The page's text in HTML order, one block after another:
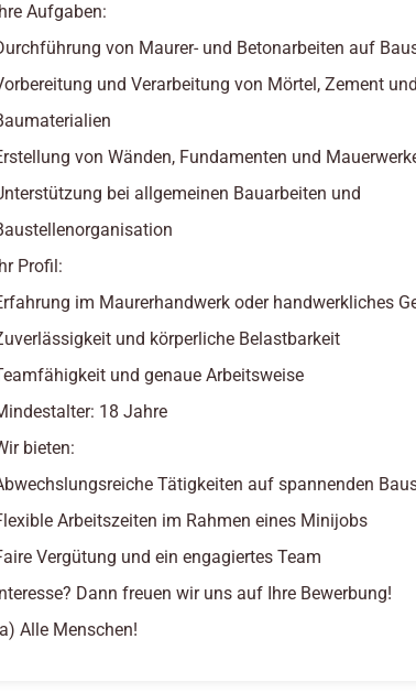
Ihre Aufgaben:
von Maurer- und Betonarbeiten auf
und Verarbeitung von Mörtel, Zement
von Wänden, Fundamenten und
bei allgemeinen Bauarbeiten und
Ihr Profil:
im Maurerhandwerk oder handwerkliches
und körperliche Belastbarkeit
und genaue Arbeitsweise
18 Jahre
bieten:
Tätigkeiten auf spannenden
Arbeitszeiten im Rahmen eines Minijobs
Vergütung und ein engagiertes Team
Interesse? Dann freuen wir uns auf Ihre Bewerbung!
Alle Menschen!